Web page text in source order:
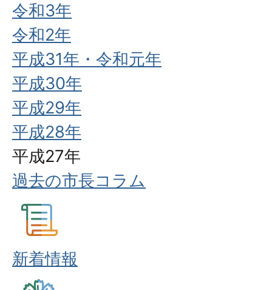
令和3年
令和2年
平成31年・令和元年
平成30年
平成29年
平成28年
平成27年
過去の市長コラム
新着情報